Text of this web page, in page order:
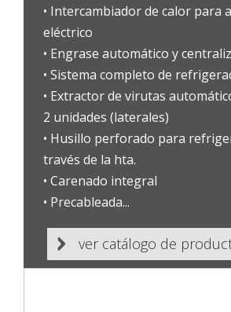
ver catálogo de
• Intercambiador de calor para
eléctrico
• Engrase automático y
• Sistema completo de
• Extractor de virutas
2 unidades (laterales)
• Husillo perforado para
través de la hta.
• Carenado integral
• Precableada...